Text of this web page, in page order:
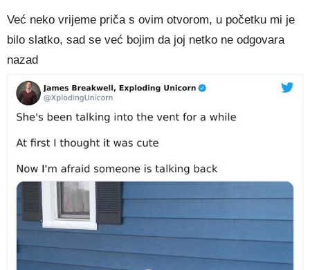
Već neko vrijeme priča s ovim otvorom, u početku mi je
bilo slatko, sad se već bojim da joj netko ne odgovara
nazad